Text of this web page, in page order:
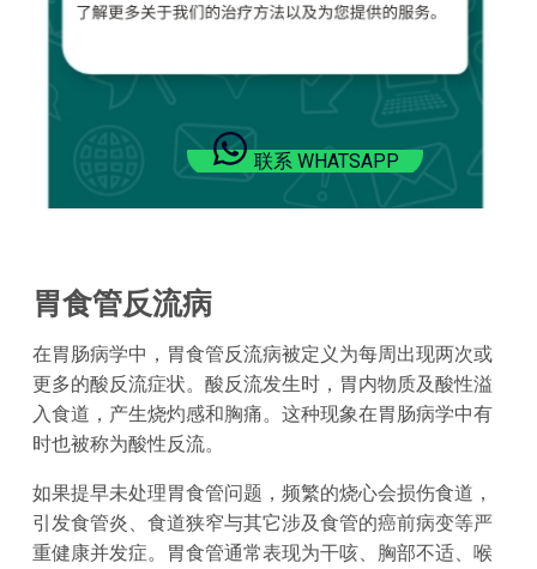
联系 WHATSAPP
胃食管反流病
在胃肠病学中，胃食管反流病被定义为每周出现两次或
更多的酸反流症状。酸反流发生时，胃内物质及酸性溢
入食道，产生烧灼感和胸痛。这种现象在胃肠病学中有
时也被称为酸性反流。
如果提早未处理胃食管问题，频繁的烧心会损伤食道，
引发食管炎、食道狭窄与其它涉及食管的癌前病变等严
重健康并发症。胃食管通常表现为干咳、胸部不适、喉